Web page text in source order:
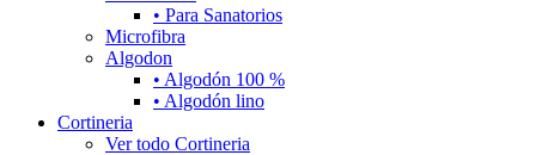
• Para Sanatorios
Microfibra
Algodon
• Algodón 100 %
• Algodón lino
Cortineria
Ver todo Cortineria